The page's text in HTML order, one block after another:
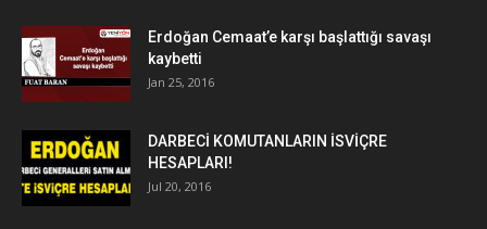
Erdoğan Cemaat’e karşı başlattığı savaşı
kaybetti
Jan 25, 2016
DARBECİ KOMUTANLARIN İSVİÇRE
HESAPLARI!
Jul 20, 2016